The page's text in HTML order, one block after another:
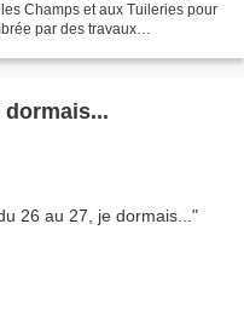
Champs et aux Tuileries pour
par des travaux
dormais...